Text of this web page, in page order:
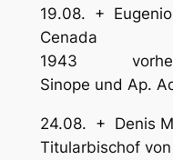
19.08. +
1943 vorher
Sinope und Ap.
24.08. + Denis